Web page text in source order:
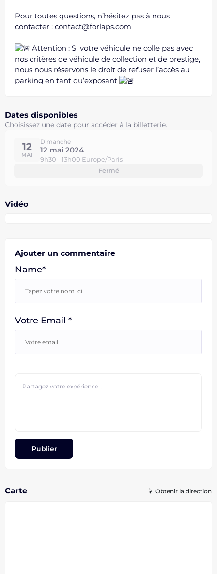
Pour toutes questions, n’hésitez pas à nous
contacter : contact@forlaps.com
Attention : Si votre véhicule ne colle pas avec
nos critères de véhicule de collection et de prestige,
nous nous réservons le droit de refuser l’accès au
parking en tant qu’exposant
Dates disponibles
Choisissez une date pour accéder à la billetterie.
12
MAI
Dimanche
12 mai 2024
9h30 - 13h00 Europe/Paris
Fermé
Vidéo
Ajouter un commentaire
Name*
Votre Email *
Carte Obtenir la direction